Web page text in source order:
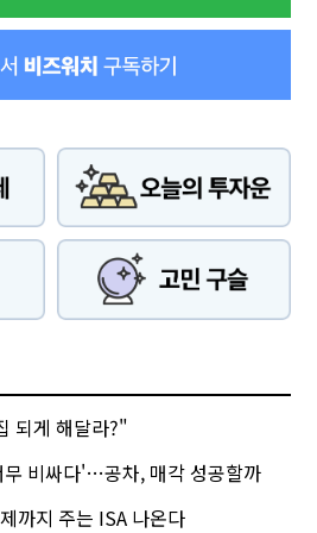
되게 해달라?"
비싸다'…공차, 매각 성공할까
까지 주는 ISA 나온다